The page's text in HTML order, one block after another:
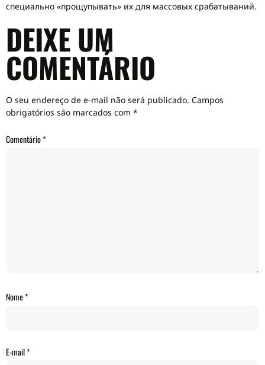
специально «прощупывать» их для массовых срабатываний.
DEIXE UM
COMENTÁRIO
O seu endereço de e-mail não será publicado. Campos
obrigatórios são marcados com *
Comentário*
Nome*
E-mail*